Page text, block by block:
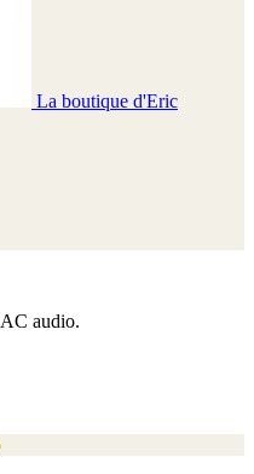
La boutique d'Eric
audio.